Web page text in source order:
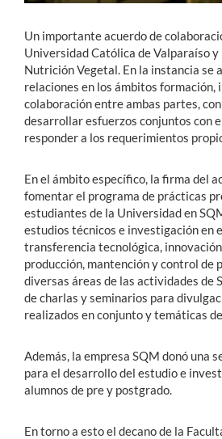
Un importante acuerdo de
Universidad Católica de Valparaíso y
Nutrición Vegetal. En la instancia se
relaciones en los ámbitos formación,
colaboración entre ambas partes,
desarrollar esfuerzos conjuntos con
responder a los requerimientos
En el ámbito específico, la firma del
fomentar el programa de prácticas
estudiantes de la Universidad en
estudios técnicos e investigación en
transferencia tecnológica,
producción, mantención y control de
diversas áreas de las actividades de
de charlas y seminarios para
realizados en conjunto y temáticas
Además, la empresa SQM donó una
para el desarrollo del estudio e
alumnos de pre y postgrado.
En torno a esto el decano de la